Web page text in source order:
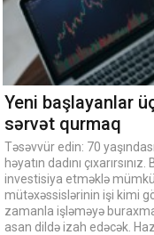
Yeni başlayanlar
sərvət qurmaq
Təsəvvür edin: 70
həyatın dadını
investisiya etməklə
mütəxəssislərinin işi kimi
zamanla işləməyə
asan dildə izah edəcək.